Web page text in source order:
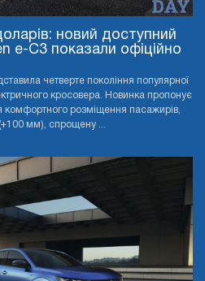
новий доступний
e-C3 показали офіційно
четверте покоління популярної
кросовера. Новинка пропонує
комфортного розміщення пасажирів,
мм), спрощену ...